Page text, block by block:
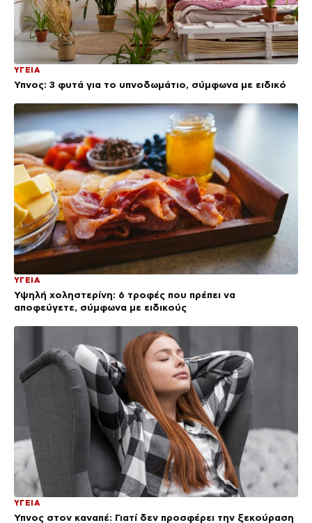
ΥΓΕΙΑ
Ύπνος: 3 φυτά για το υπνοδωμάτιο, σύμφωνα με ειδικό
ΥΓΕΙΑ
Υψηλή χοληστερίνη: 6 τροφές που πρέπει να
αποφεύγετε, σύμφωνα με ειδικούς
ΥΓΕΙΑ
Ύπνος στον καναπέ: Γιατί δεν προσφέρει την ξεκούραση